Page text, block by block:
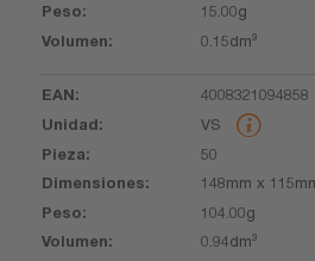
15.00g
0.15dm³
4008321094858
VS
50
148mm x
104.00g
0.94dm³